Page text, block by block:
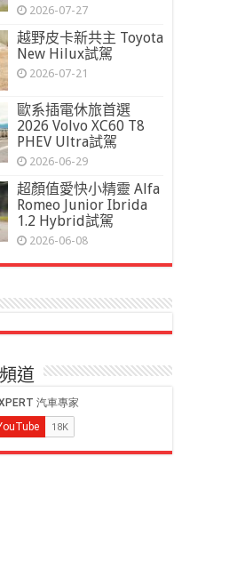
2026-07-27
越野皮卡新共主 Toyota
New Hilux試駕
2026-07-21
歐系插電休旅首選
2026 Volvo XC60 T8
PHEV Ultra試駕
2026-06-29
超顏值愛快小精靈 Alfa
Romeo Junior Ibrida
1.2 Hybrid試駕
2026-06-08
道